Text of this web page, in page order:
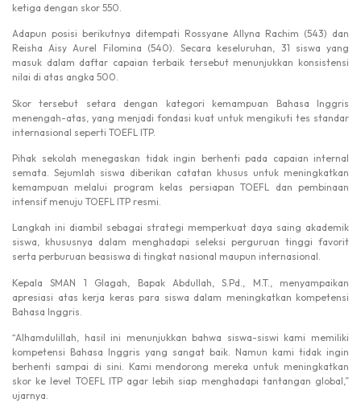
ketiga dengan skor 550.
Adapun posisi berikutnya ditempati Rossyane Allyna Rachim (543) dan
Reisha Aisy Aurel Filomina (540). Secara keseluruhan, 31 siswa yang
masuk dalam daftar capaian terbaik tersebut menunjukkan konsistensi
nilai di atas angka 500.
Skor tersebut setara dengan kategori kemampuan Bahasa Inggris
menengah-atas, yang menjadi fondasi kuat untuk mengikuti tes standar
internasional seperti TOEFL ITP.
Pihak sekolah menegaskan tidak ingin berhenti pada capaian internal
semata. Sejumlah siswa diberikan catatan khusus untuk meningkatkan
kemampuan melalui program kelas persiapan TOEFL dan pembinaan
intensif menuju TOEFL ITP resmi.
Langkah ini diambil sebagai strategi memperkuat daya saing akademik
siswa, khususnya dalam menghadapi seleksi perguruan tinggi favorit
serta perburuan beasiswa di tingkat nasional maupun internasional.
Kepala SMAN 1 Glagah, Bapak Abdullah, S.Pd., M.T., menyampaikan
apresiasi atas kerja keras para siswa dalam meningkatkan kompetensi
Bahasa Inggris.
“Alhamdulillah, hasil ini menunjukkan bahwa siswa-siswi kami memiliki
kompetensi Bahasa Inggris yang sangat baik. Namun kami tidak ingin
berhenti sampai di sini. Kami mendorong mereka untuk meningkatkan
skor ke level TOEFL ITP agar lebih siap menghadapi tantangan global,”
ujarnya.